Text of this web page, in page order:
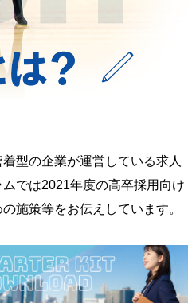
型の企業が運営している求人
では2021年度の高卒採用向け
施策等をお伝えしています。